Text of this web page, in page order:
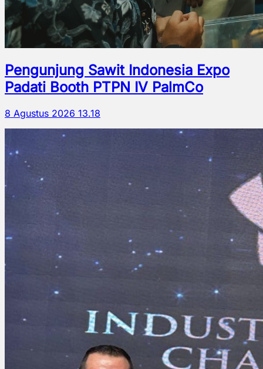
Pengunjung Sawit Indonesia Expo
Padati Booth PTPN IV PalmCo
8 Agustus 2026 13.18